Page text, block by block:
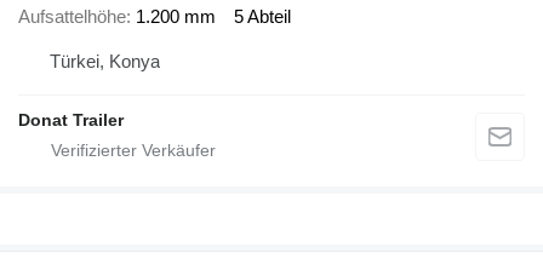
Aufsattelhöhe 1.200 mm 5 Abteil
Türkei, Konya
Donat Trailer